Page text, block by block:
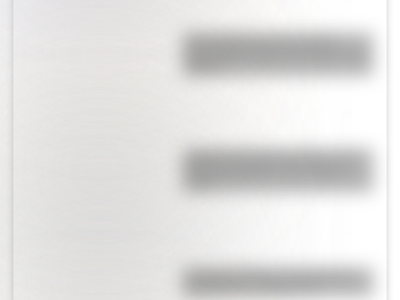
Una infografía descargable
Andes
¿Cómo era Buenos Aires en la
La historia de los inmigrantes